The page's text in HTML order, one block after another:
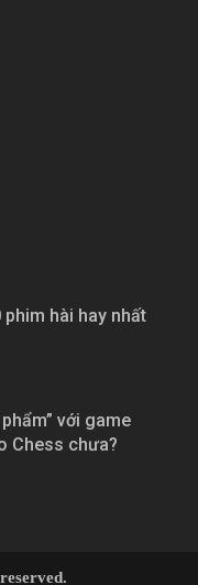
hài hay nhất
với game
Chess chưa?